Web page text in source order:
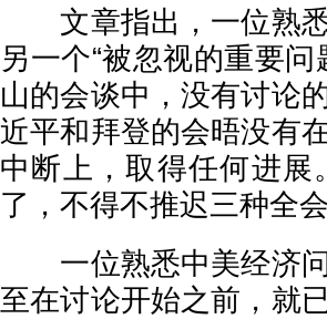
文章指出，一位熟悉
另一个“被忽视的重要
山的会谈中，没有讨论
近平和拜登的会晤没有
中断上，取得任何进
了，不得不推迟三种全会
一位熟悉中美经济问
至在讨论开始之前，就